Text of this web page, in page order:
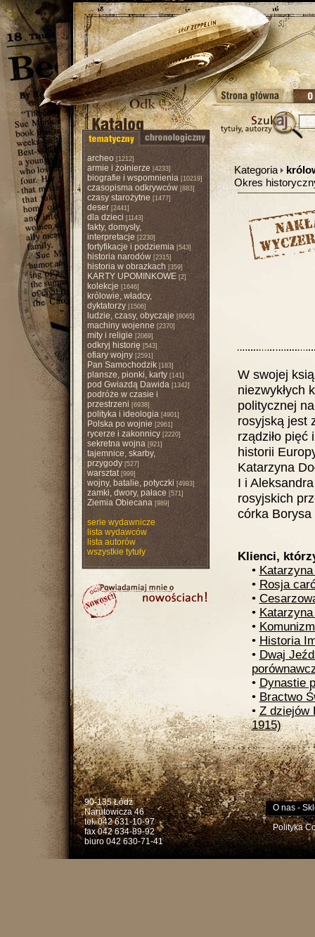
archeo [1212]
armie i żołnierze [4233]
biografie i wspomnienia[10219]
czasopisma odkrywców[883]
czasy starożytne [1477]
deser[2441]
dla dzieci [1143]
fakty, domysły,
interpretacje [2230]
fortyfikacje i podziemia[543]
historia narodów[2315]
historia w obrazkach [359]
KARTY UPOMINKOWE[2]
kolekcje [1646]
królowie, władcy,
dyktatorzy[1506]
ludzie, czasy, obyczaje [8065]
machiny wojenne [2370]
mity i religie [2069]
odkryj historię[543]
ofiary wojny[2591]
Pan Samochodzik[183]
plansze, pionki, karty[141]
pod Gwiazdą Dawida[1342]
podróże w czasie i
przestrzeni [6938]
polityka i ideologia[4901]
Polska po wojnie [2961]
rycerze i zakonnicy[2220]
sekretna wojna[921]
tajemnice, skarby,
przygody[527]
warsztat[999]
wojny, batalie, potyczki [4993]
zamki, dwory, pałace [571]
Ziemia Obiecana[989]
serie wydawnicze
lista wydawców
lista autorów
wszystkie tytuły
Kategoria
Okres
W swojej
niezwykłych
politycznej
rosyjską jest
rządziło
historii
Katarzyna
I i
rosyjskich
córka Borysa
Klienci,
•
• Rosja
•
•
•
• Historia
• Dwaj
• Dynastie
• Bractwo
• Z dziejów
1915)
90-135 Łódź
Narutowicza 46
tel. 042 631-10-97
fax 042 634-89-92
biuro 042 630-71-41
O nas-
Polityka